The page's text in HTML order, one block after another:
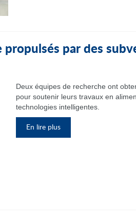
propulsés par des
Deux équipes de recherche ont
pour soutenir leurs travaux en
technologies intelligentes.
En lire plus